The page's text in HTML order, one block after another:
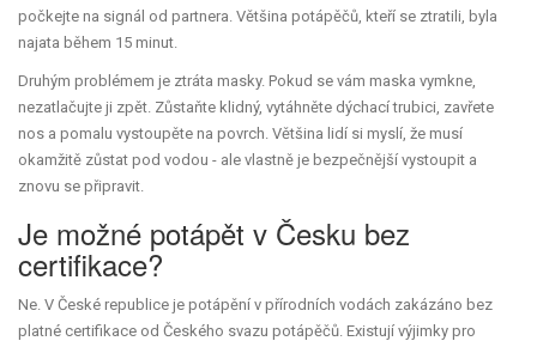
počkejte na signál od partnera. Většina potápěčů, kteří se ztratili, byla
najata během 15 minut.
Druhým problémem je ztráta masky. Pokud se vám maska vymkne,
nezatlačujte ji zpět. Zůstaňte klidný, vytáhněte dýchací trubici, zavřete
nos a pomalu vystoupěte na povrch. Většina lidí si myslí, že musí
okamžitě zůstat pod vodou - ale vlastně je bezpečnější vystoupit a
znovu se připravit.
Je možné potápět v Česku bez
certifikace?
Ne. V České republice je potápění v přírodních vodách zakázáno bez
platné certifikace od Českého svazu potápěčů. Existují výjimky pro